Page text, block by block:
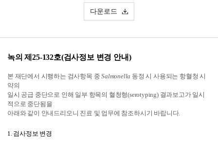
다운로드
녹의 제25-132호(검사정보 변경 안내)
본 재단에서 시행하는 검사항목 중Salmonella 동정 시 사용되는 항혈청 시
약의
일시 공급 중단으로 인해 일부 항목의 혈청형(serotyping) 결과보고가 일시
적으로 중단됨을
아래와 같이 안내드리오니 진료 및 업무에 참조하시기 바랍니다.
1. 검사정보 변경